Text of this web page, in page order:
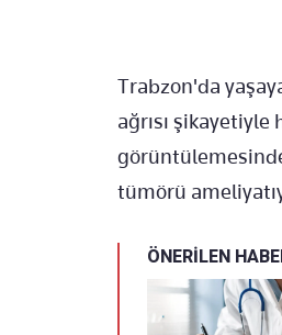
Trabzon'da
ağrısı
tümörü
ÖNERİLEN